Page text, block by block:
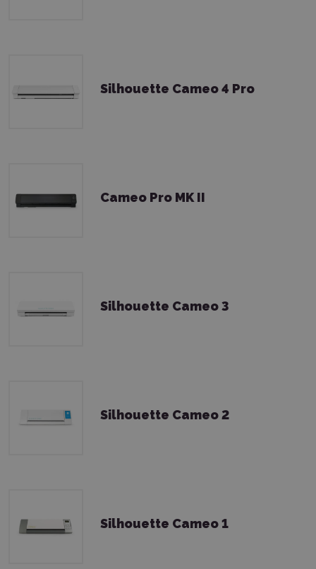
Silhouette Cameo 4 Pro
Cameo Pro MK II
Silhouette Cameo 3
Silhouette Cameo 2
Silhouette Cameo 1